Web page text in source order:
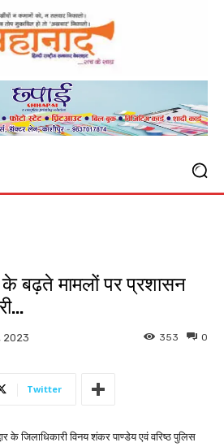
के बढ़ते मामलों पर प्रशासन
2023 0
353
Twitter
के जिलाधिकारी विनय शंकर पाण्डेय एवं वरिष्ठ पुलिस